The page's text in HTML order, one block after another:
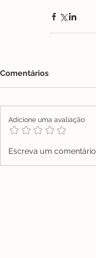
Comentários
Adicione uma avaliação
Escreva um comentário